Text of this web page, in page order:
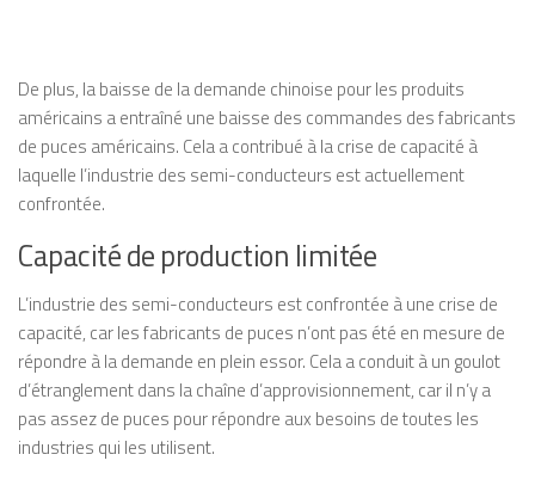
De plus, la baisse de la demande chinoise pour les produits
américains a entraîné une baisse des commandes des fabricants
de puces américains. Cela a contribué à la crise de capacité à
laquelle l’industrie des semi-conducteurs est actuellement
confrontée.
Capacité de production limitée
L’industrie des semi-conducteurs est confrontée à une crise de
capacité, car les fabricants de puces n’ont pas été en mesure de
répondre à la demande en plein essor. Cela a conduit à un goulot
d’étranglement dans la chaîne d’approvisionnement, car il n’y a
pas assez de puces pour répondre aux besoins de toutes les
industries qui les utilisent.